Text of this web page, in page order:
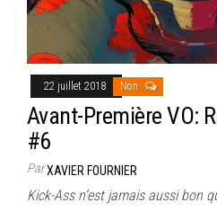
22 juillet 2018 Non
Avant-Première VO:
#6
ParXAVIER FOURNIER
Kick-Ass n’est jamais aussi bon